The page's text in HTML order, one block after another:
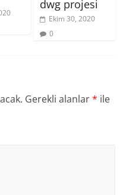
dwg projesi
Ekim 30, 2020
0
Gerekli alanlar* ile